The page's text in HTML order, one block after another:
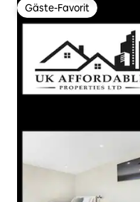
Gäste-Favorit
Gäste-Favorit